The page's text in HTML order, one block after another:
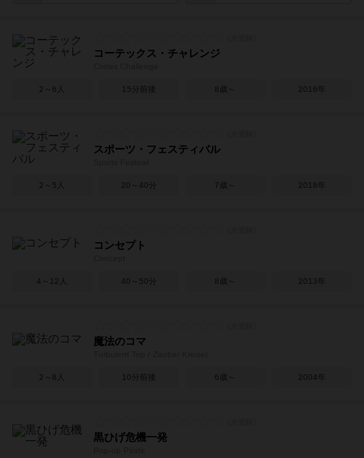
コーテックス・チャレンジ
2～6人 15分前後 8歳～ 2016年
スポーツ・フェスティバル
2～5人 20～40分 7歳～ 2018年
コンセプト
4～12人 40～50分 8歳～ 2013年
魔法のコマ
2～8人 10分前後 6歳～ 2004年
黒ひげ危機一発